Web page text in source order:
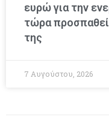
ευρώ για την
τώρα
της
7 Αυγούστου, 2026